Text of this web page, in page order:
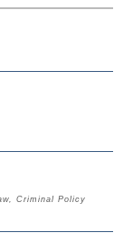
Criminal Policy